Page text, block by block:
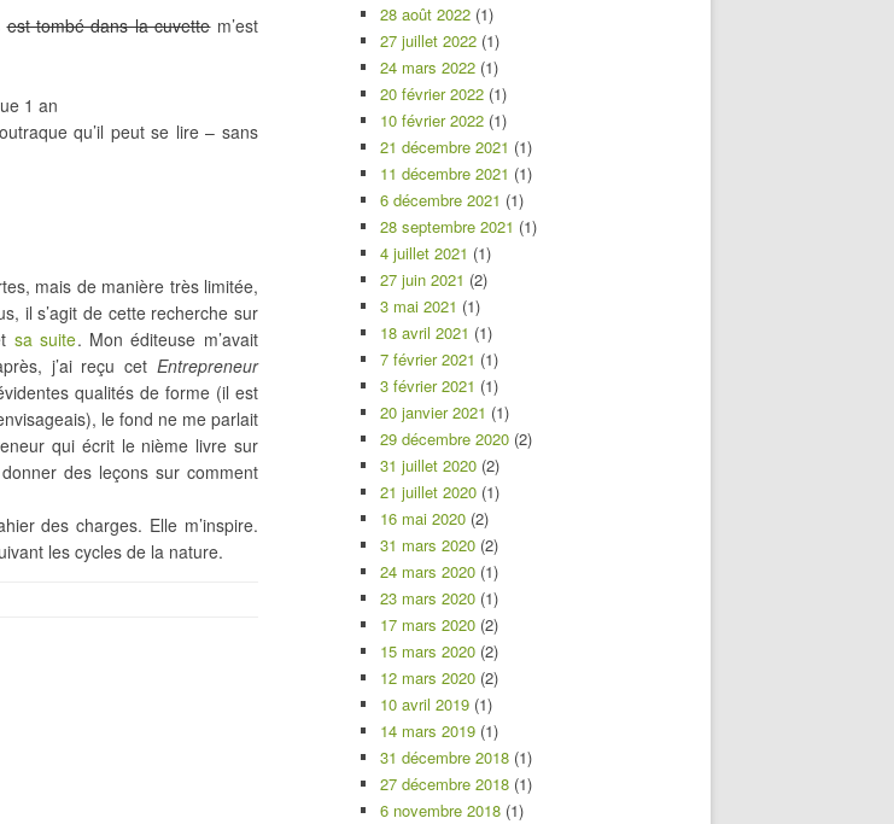
est tombé dans la cuvettem’est
1 an
qu’il peut se lire – sans
mais de manière très limitée,
il s’agit de cette recherche sur
sa suite. Mon éditeuse m’avait
j’ai reçu cet Entrepreneur
qualités de forme (il est
le fond ne me parlait
qui écrit le nième livre sur
des leçons sur comment
des charges. Elle m’inspire.
les cycles de la nature.
28 août 2022 (1)
27 juillet 2022 (1)
24 mars 2022 (1)
20 février 2022 (1)
10 février 2022 (1)
21 décembre 2021 (1)
11 décembre 2021 (1)
6 décembre 2021 (1)
28 septembre 2021 (1)
4 juillet 2021 (1)
27 juin 2021 (2)
3 mai 2021 (1)
18 avril 2021 (1)
7 février 2021 (1)
3 février 2021 (1)
20 janvier 2021 (1)
29 décembre 2020 (2)
31 juillet 2020 (2)
21 juillet 2020 (1)
16 mai 2020 (2)
31 mars 2020 (2)
24 mars 2020 (1)
23 mars 2020 (1)
17 mars 2020 (2)
15 mars 2020 (2)
12 mars 2020 (2)
10 avril 2019 (1)
14 mars 2019 (1)
31 décembre 2018 (1)
27 décembre 2018 (1)
6 novembre 2018 (1)